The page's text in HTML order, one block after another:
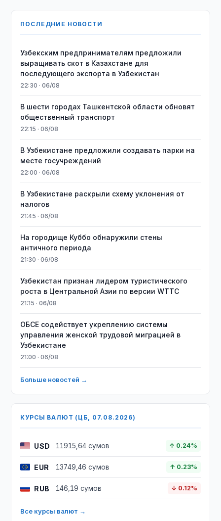
ПОСЛЕДНИЕ НОВОСТИ
Узбекским предпринимателям предложили
выращивать скот в Казахстане для
последующего экспорта в Узбекистан
22:30 · 06/08
В шести городах Ташкентской области обновят
общественный транспорт
22:15 · 06/08
В Узбекистане предложили создавать парки на
месте госучреждений
22:00 · 06/08
В Узбекистане раскрыли схему уклонения от
налогов
21:45 · 06/08
На городище Куббо обнаружили стены
античного периода
21:30 · 06/08
Узбекистан признан лидером туристического
роста в Центральной Азии по версии WTTC
21:15 · 06/08
ОБСЕ содействует укреплению системы
управления женской трудовой миграцией в
Узбекистане
21:00 · 06/08
Больше новостей →
КУРСЫ ВАЛЮТ (ЦБ, 07.08.2026)
USD 11915,64 сумов ↑ 0.24%
EUR 13749,46 сумов ↑ 0.23%
RUB 146,19 сумов ↓ 0.12%
Все курсы валют →